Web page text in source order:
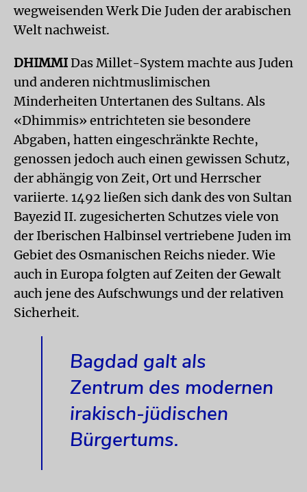
wegweisenden Werk Die Juden der arabischen
Welt nachweist.
DHIMMIDas Millet-System machte aus Juden
und anderen nichtmuslimischen
Minderheiten Untertanen des Sultans. Als
«Dhimmis» entrichteten sie besondere
Abgaben, hatten eingeschränkte Rechte,
genossen jedoch auch einen gewissen Schutz,
der abhängig von Zeit, Ort und Herrscher
variierte. 1492 ließen sich dank des von Sultan
Bayezid II. zugesicherten Schutzes viele von
der Iberischen Halbinsel vertriebene Juden im
Gebiet des Osmanischen Reichs nieder. Wie
auch in Europa folgten auf Zeiten der Gewalt
auch jene des Aufschwungs und der relativen
Sicherheit.
Bagdad galt als
Zentrum des modernen
irakisch-jüdischen
Bürgertums.